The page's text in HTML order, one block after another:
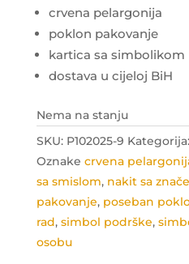
crvena pelargonija
poklon pakovanje
kartica sa simbolikom
dostava u cijeloj BiH
Nema na stanju
SKU: P102025-9 Kategorija:
Oznake crvena
sa smislom, nakit sa
pakovanje, poseban
rad, simbol podrške,
osobu